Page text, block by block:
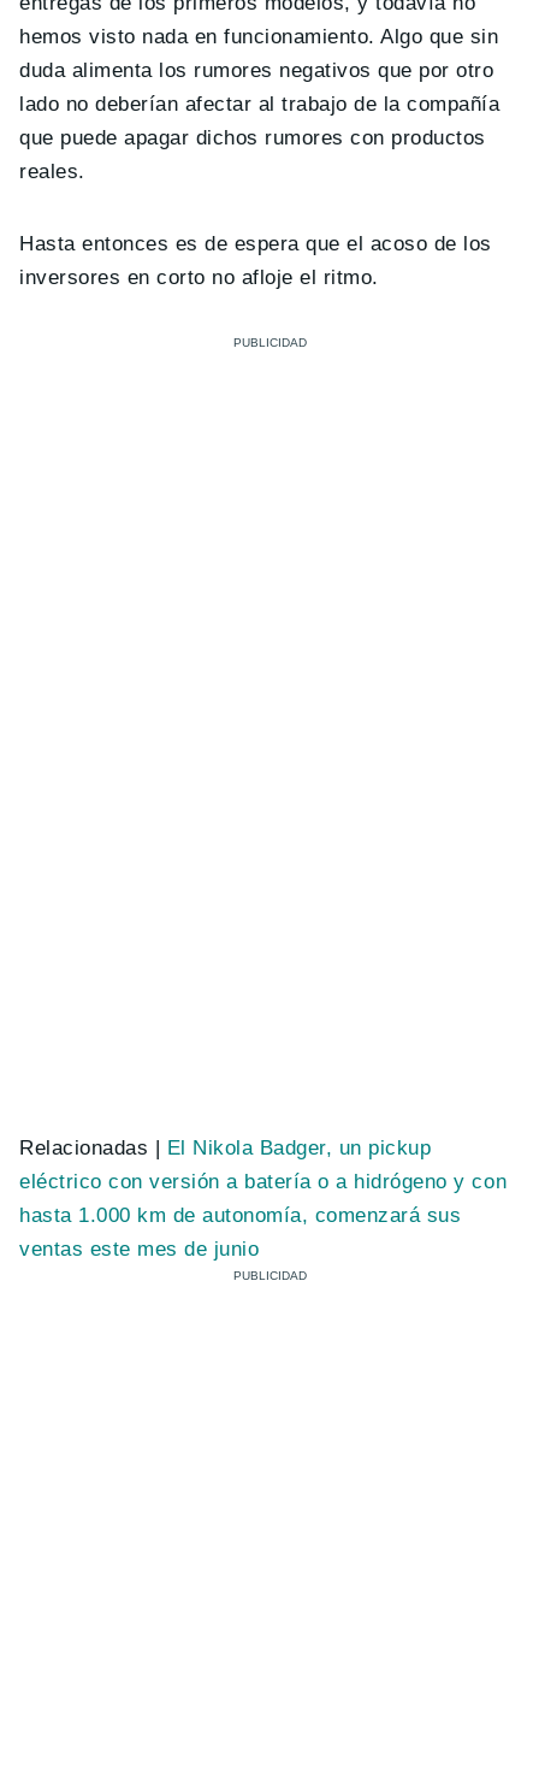
hemos visto nada en funcionamiento. Algo que sin
duda alimenta los rumores negativos que por otro
lado no deberían afectar al trabajo de la compañía
que puede apagar dichos rumores con productos
reales.
Hasta entonces es de espera que el acoso de los
inversores en corto no afloje el ritmo.
Relacionadas | El Nikola Badger, un pickup
eléctrico con versión a batería o a hidrógeno y con
hasta 1.000 km de autonomía, comenzará sus
ventas este mes de junio